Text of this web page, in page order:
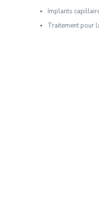
Implants
Traitement pour